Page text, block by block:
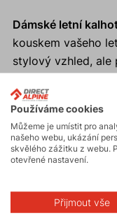
Dámské letní
kouskem vašeho
stylový vzhled, ale
Proč si koupit
Chladivý efekt lnu.
Volný střih.
Dokonalé
Promyšlený
Používáme cookies
Můžeme je umístit pro
našeho webu, ukázání
skvělého zážitku z webu.
otevřené nastavení.
Přijmout vše